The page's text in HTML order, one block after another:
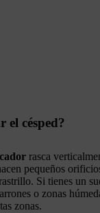
el césped?
rasca
pequeños
Si tienes un
o zonas
zonas.